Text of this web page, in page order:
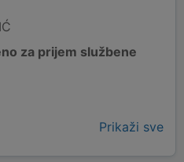
za prijem službene
Prikaži sve